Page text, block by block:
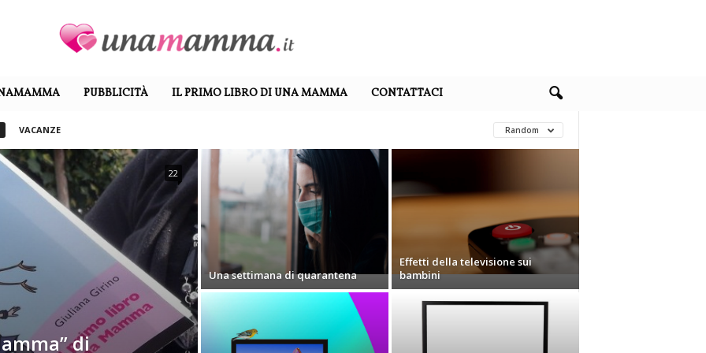
PUBBLICITÀ IL PRIMO LIBRO DI UNA MAMMA CONTATTACI
VACANZE Random
di
22
Una settimana di quarantena
Effetti della televisione sui
bambini